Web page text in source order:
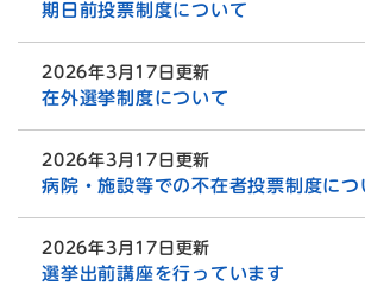
期日前投票制度について
2026年3月17日更新
在外選挙制度について
2026年3月17日更新
病院・施設等での不在者投票制度につ
2026年3月17日更新
選挙出前講座を行っています